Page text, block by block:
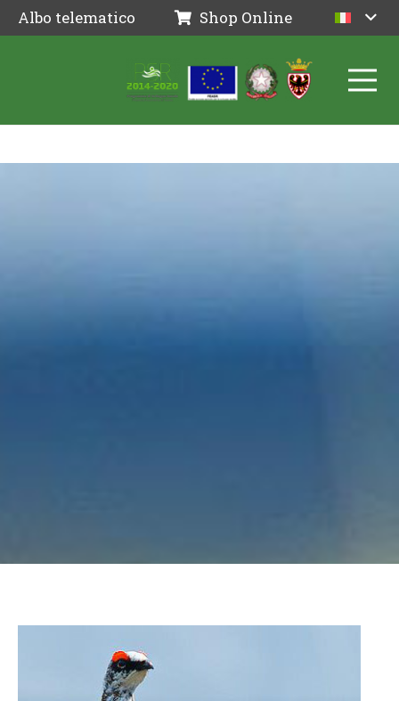
Albo telematico Shop Online